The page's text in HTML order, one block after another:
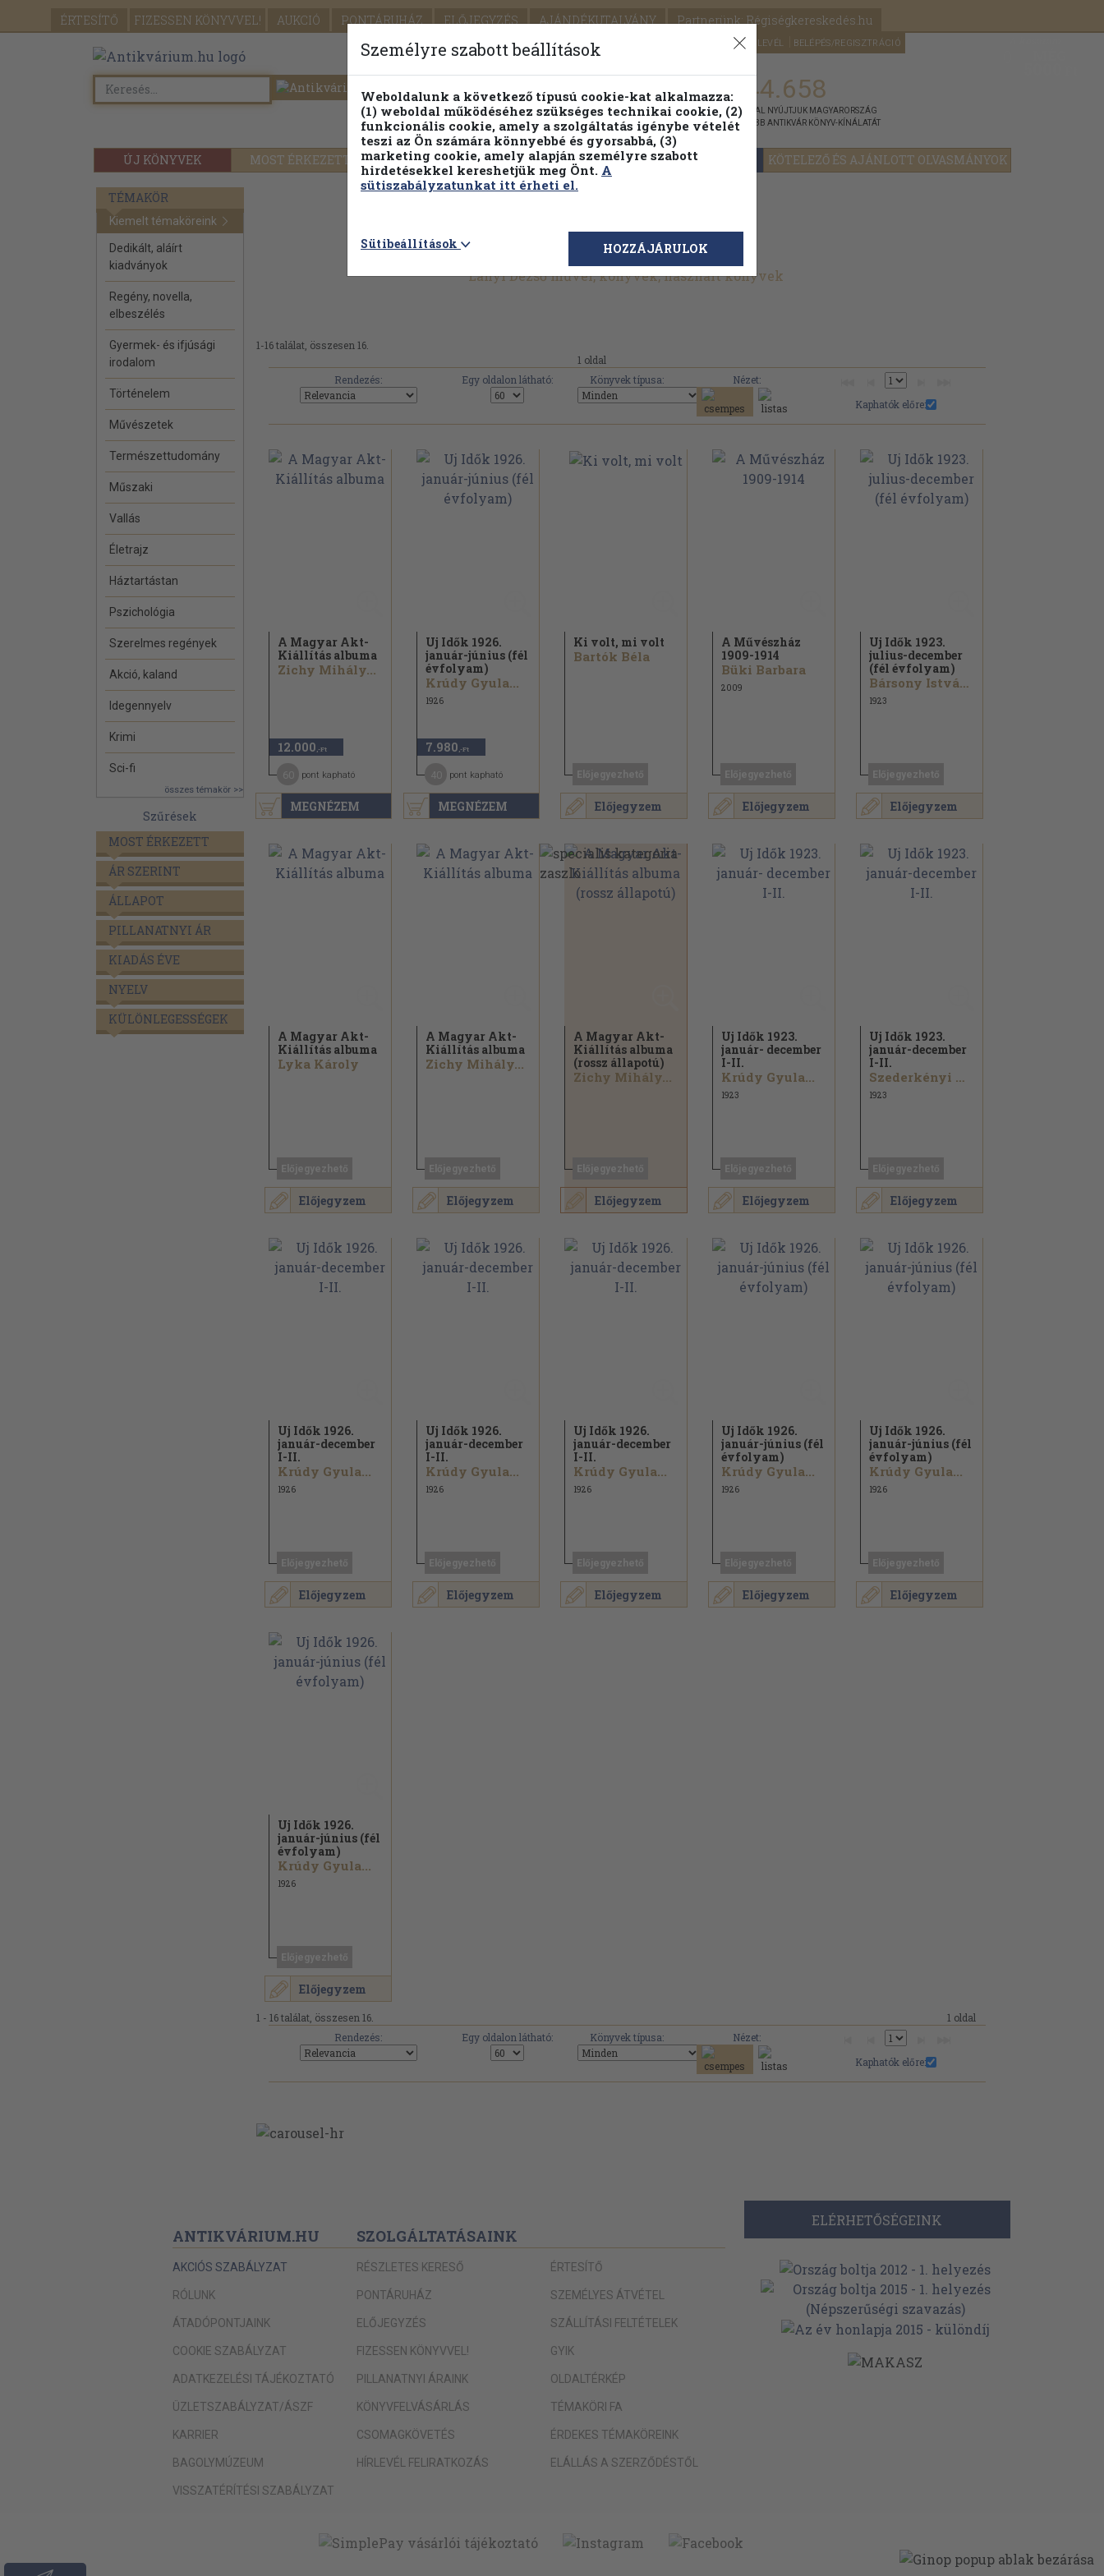
ÉRTESÍTŐ FIZESSEN KÖNYVVEL! AUKCIÓ PONTÁRUHÁZ ELŐJEGYZÉS AJÁNDÉKUTALVÁNY Partnerünk: Régiségkereskedés.hu
SEGÍTSÉG HÍRLEVÉL BELÉPÉS/REGISZTRÁCIÓ
ÚJ KÖNYVEK MOST ÉRKEZETT PILLANATNYI ÁRAINK FENNTARTHATÓ OLVASMÁNYOK KÖTELEZŐ ÉS AJÁNLOTT OLVASMÁNYOK
Részletes kereső Témaköri fa 1.144.658
KIADVÁNNYAL NYÚJTJUK MAGYARORSZÁG
LEGNAGYOBB ANTIKVÁR KÖNYV-KÍNÁLATÁT
TÉMAKÖR
Kiemelt témaköreink
Dedikált, aláírt
kiadványok
Regény, novella,
elbeszélés
Gyermek- és ifjúsági
irodalom
Történelem
Művészetek
Természettudomány
Műszaki
Vallás
Életrajz
Háztartástan
Pszichológia
Szerelmes regények
Akció, kaland
Idegennyelv
Krimi
Sci-fi
összes témakör >>
Szűrések
MOST ÉRKEZETT
ÁR SZERINT
ÁLLAPOT
PILLANATNYI ÁR
KIADÁS ÉVE
NYELV
KÜLÖNLEGESSÉGEK
Lányi Dezső művei, könyvek, használt könyvek
1-16 találat, összesen 16.
1 oldal
Rendezés:
Egy oldalon látható: Könyvek típusa:
Nézet:
Kaphatók előre:
MEGNÉZEM
A Magyar Akt-
Kiállítás albuma
Zichy Mihály...
12.000 ,-Ft
pont kapható
MEGNÉZEM
Uj Idők 1926.
január-június (fél
évfolyam)
Krúdy Gyula...
1926
7.980 ,-Ft
pont kapható
Előjegyzem
Ki volt, mi volt
Bartók Béla
Előjegyzem
A Művészház
1909-1914
Büki Barbara
2009
Előjegyzem
Uj Idők 1923.
julius-december
(fél évfolyam)
Bársony István...
1923
Előjegyzem
A Magyar Akt-
Kiállítás albuma
Lyka Károly
Előjegyzem
A Magyar Akt-
Kiállítás albuma
Zichy Mihály...
Előjegyzem
A Magyar Akt-
Kiállítás albuma
(rossz állapotú)
Zichy Mihály...
Előjegyzem
Uj Idők 1923.
január- december
I-II.
Krúdy Gyula...
1923
Előjegyzem
Uj Idők 1923.
január-december
I-II.
Szederkényi Anna...
1923
Előjegyzem
Uj Idők 1926.
január-december
I-II.
Krúdy Gyula...
1926
Előjegyzem
Uj Idők 1926.
január-december
I-II.
Krúdy Gyula...
1926
Előjegyzem
Uj Idők 1926.
január-december
I-II.
Krúdy Gyula...
1926
Előjegyzem
Uj Idők 1926.
január-június (fél
évfolyam)
Krúdy Gyula...
1926
Előjegyzem
Uj Idők 1926.
január-június (fél
évfolyam)
Krúdy Gyula...
1926
Előjegyzem
Uj Idők 1926.
január-június (fél
évfolyam)
Krúdy Gyula...
1926
1 - 16 találat, összesen 16.
1 oldal
Rendezés:
Egy oldalon látható: Könyvek típusa:
Nézet:
Kaphatók előre:
ANTIKVÁRIUM.HU
AKCIÓS SZABÁLYZAT
RÓLUNK
ÁTADÓPONTJAINK
COOKIE SZABÁLYZAT
ADATKEZELÉSI TÁJÉKOZTATÓ
ÜZLETSZABÁLYZAT/ÁSZF
KARRIER
BAGOLYMÚZEUM
VISSZATÉRÍTÉSI SZABÁLYZAT
SZOLGÁLTATÁSAINK
RÉSZLETES KERESŐ
PONTÁRUHÁZ
ELŐJEGYZÉS
FIZESSEN KÖNYVVEL!
PILLANATNYI ÁRAINK
KÖNYVFELVÁSÁRLÁS
CSOMAGKÖVETÉS
HÍRLEVÉL FELIRATKOZÁS
ÉRTESÍTŐ
SZEMÉLYES ÁTVÉTEL
SZÁLLÍTÁSI FELTÉTELEK
GYIK
OLDALTÉRKÉP
TÉMAKÖRI FA
ÉRDEKES TÉMAKÖREINK
ELÁLLÁS A SZERZŐDÉSTŐL
ELÉRHETŐSÉGEINK
Személyre szabott beállítások
Weboldalunk a következő típusú cookie-kat alkalmazza:
(1) weboldal működéséhez szükséges technikai cookie, (2)
funkcionális cookie, amely a szolgáltatás igénybe vételét
teszi az Ön számára könnyebbé és gyorsabbá, (3)
marketing cookie, amely alapján személyre szabott
hirdetésekkel kereshetjük meg Önt. A
sütiszabályzatunkat itt érheti el.
Sütibeállítások HOZZÁJÁRULOK